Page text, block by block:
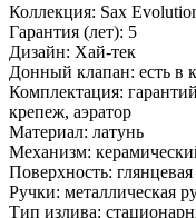
Коллекция: Sax
Гарантия (лет): 5
Дизайн: Хай-тек
Донный клапан: есть в
Комплектация:
крепеж, аэратор
Материал: латунь
Механизм:
Поверхность: глянцевая
Ручки: металлическая
Тип излива: